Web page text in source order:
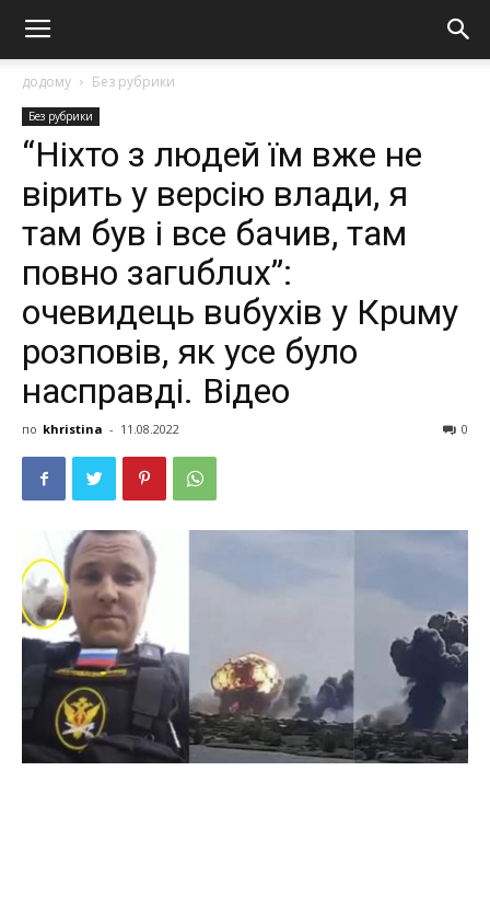
додому Без рубрики
Без рубрики
“Ніхто з людей їм вже не
вірить у версію влади, я
там був і все бачив, там
повно загuблuх”:
очевидець вuбyхів у Крuму
розповів, як усе було
насправді. Відео
по khristina - 11.08.2022 0